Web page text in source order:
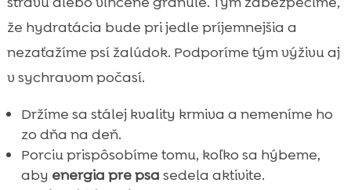
že hydratácia bude pri jedle príjemnejšia a
nezaťažíme psí žalúdok. Podporíme tým výživu aj
v sychravom počasí.
Držíme sa stálej kvality krmiva a nemeníme ho
zo dňa na deň.
Porciu prispôsobíme tomu, koľko sa hýbeme,
aby energia pre psa sedela aktivite.